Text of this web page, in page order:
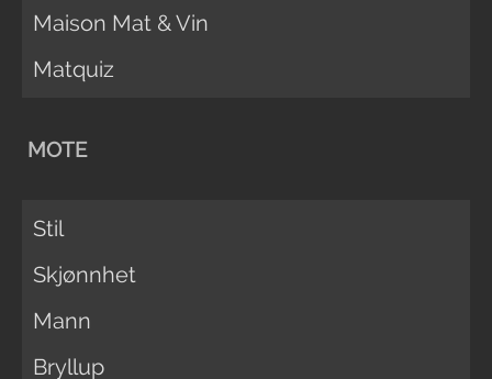
Maison Mat & Vin
Matquiz
MOTE
Stil
Skjønnhet
Mann
Bryllup